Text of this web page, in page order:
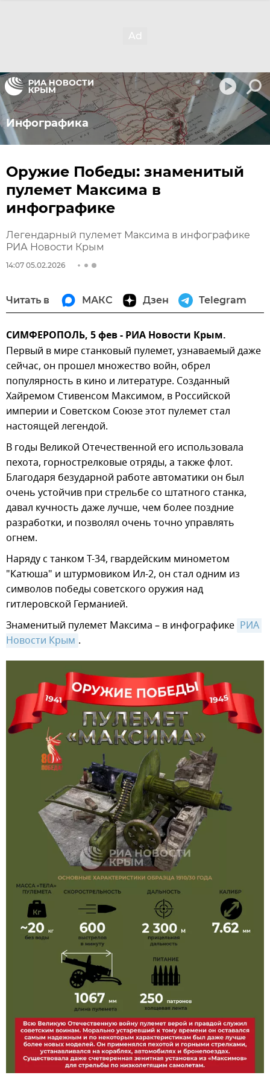
Инфографика
Оружие Победы: знаменитый
пулемет Максима в
инфографике
Легендарный пулемет Максима в инфографике
РИА Новости Крым
14:07 05.02.2026
Читать в МАКС Дзен Telegram
СИМФЕРОПОЛЬ, 5 фев - РИА Новости Крым.
Первый в мире станковый пулемет, узнаваемый даже
сейчас, он прошел множество войн, обрел
популярность в кино и литературе. Созданный
Хайремом Стивенсом Максимом, в Российской
империи и Советском Союзе этот пулемет стал
настоящей легендой.
В годы Великой Отечественной его использовала
пехота, горнострелковые отряды, а также флот.
Благодаря безударной работе автоматики он был
очень устойчив при стрельбе со штатного станка,
давал кучность даже лучше, чем более поздние
разработки, и позволял очень точно управлять
огнем.
Наряду с танком Т-34, гвардейским минометом
"Катюша" и штурмовиком Ил-2, он стал одним из
символов победы советского оружия над
гитлеровской Германией.
Знаменитый пулемет Максима – в инфографике РИА
Новости Крым .